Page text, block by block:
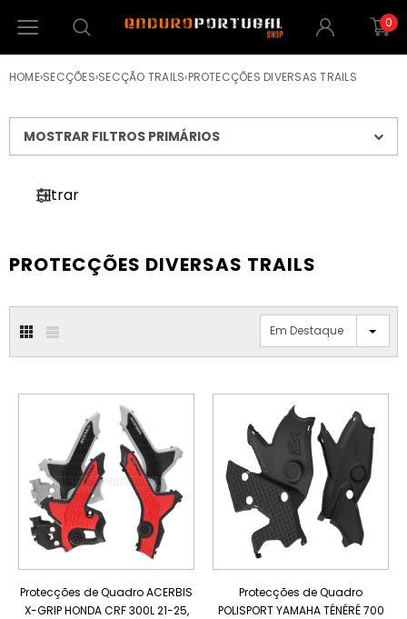
0
HOME›SECÇÕES›SECÇÃO TRAILS›PROTECÇÕES DIVERSAS TRAILS
MOSTRAR FILTROS PRIMÁRIOS
Filtrar
PROTECÇÕES DIVERSAS TRAILS
Em Destaque
Protecções de Quadro ACERBIS
X-GRIP HONDA CRF 300L 21-25,
Protecções de Quadro
POLISPORT YAMAHA TÉNÉRÉ 700